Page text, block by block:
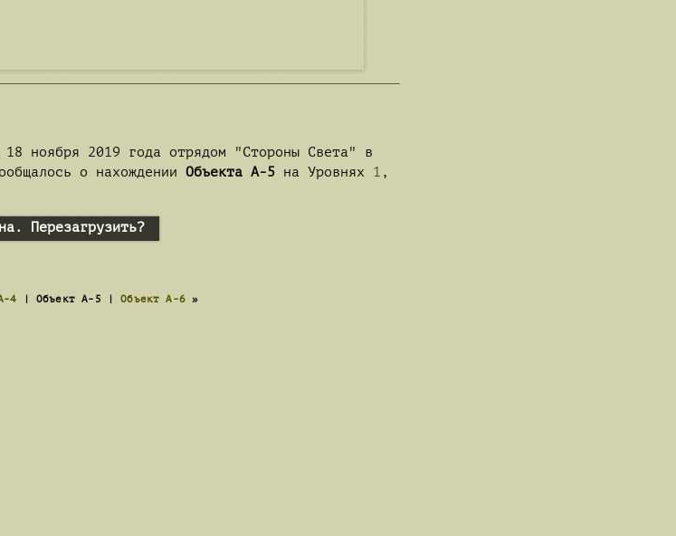
ноября 2019 года отрядом "Стороны Света" в
о нахождении Объекта А-5на Уровнях 1 ,
Перезагрузить?
4 | Объект А-5 |Объект А-6 »